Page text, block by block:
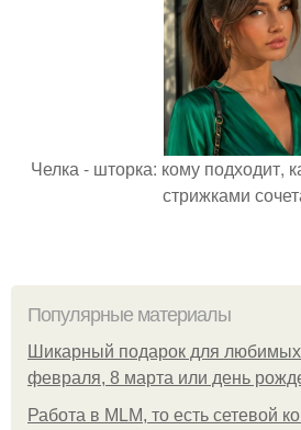
Челка - шторка: кому подходит,
стрижками
Популярные материалы
Шикарный подарок для
февраля, 8 марта или день
Работа в MLM, то есть сетевой